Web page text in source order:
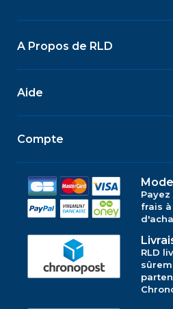
A Propos de RLD
Aide
Compte
frais
RLD